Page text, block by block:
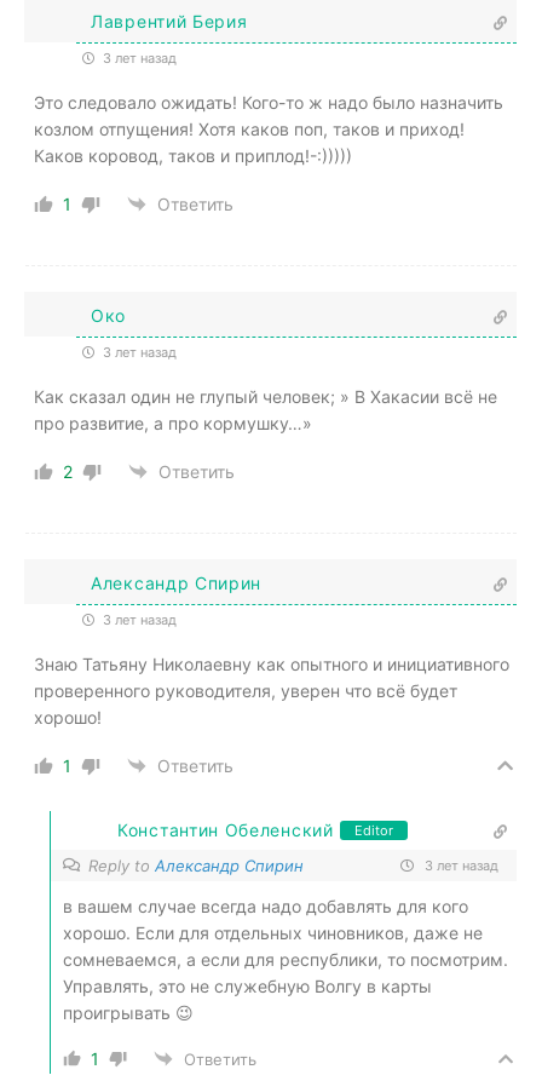
Лаврентий Берия
3 лет назад
Это следовало ожидать! Кого-то ж надо было назначить
козлом отпущения! Хотя каков поп, таков и приход!
Каков коровод, таков и приплод!-:)))))
1 Ответить
Око
3 лет назад
Как сказал один не глупый человек; » В Хакасии всё не
про развитие, а про кормушку…»
2 Ответить
Александр Спирин
3 лет назад
Знаю Татьяну Николаевну как опытного и инициативного
проверенного руководителя, уверен что всё будет
хорошо!
1 Ответить
Константин Обеленский Editor
Reply to Александр Спирин 3 лет назад
в вашем случае всегда надо добавлять для кого
хорошо. Если для отдельных чиновников, даже не
сомневаемся, а если для республики, то посмотрим.
Управлять, это не служебную Волгу в карты
проигрывать 😉
1 Ответить